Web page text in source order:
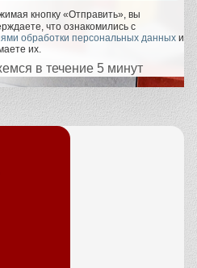
кнопку «Отправить», вы
что ознакомились с
обработки персональных данныхи
их.
в течение 5 минут